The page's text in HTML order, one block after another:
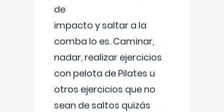
de
impacto y saltar a la
comba lo es. Caminar,
nadar, realizar ejercicios
con pelota de Pilates u
otros ejercicios que no
sean de saltos quizás